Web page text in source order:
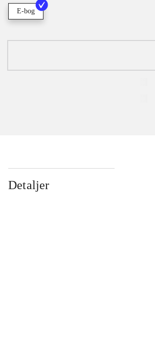
E-bog
Detaljer